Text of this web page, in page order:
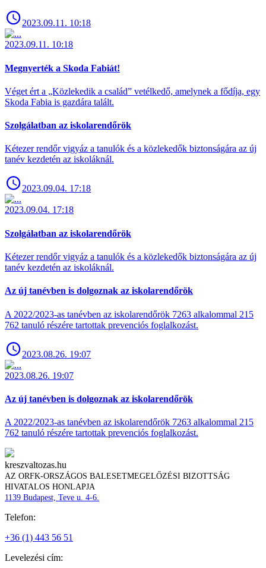
2023.09.11. 10:18
2023.09.11. 10:18
Megnyerték a Skoda Fabiát!
Véget ért a „Közlekedik a család” vetélkedő, amelynek a fődíja, egy
Skoda Fabia is gazdára talált.
Szolgálatban az iskolarendőrök
Kétezer rendőr vigyáz a tanulók és a közlekedők biztonságára az új
tanév kezdetén az iskoláknál.
2023.09.04. 17:18
2023.09.04. 17:18
Szolgálatban az iskolarendőrök
Kétezer rendőr vigyáz a tanulók és a közlekedők biztonságára az új
tanév kezdetén az iskoláknál.
Az új tanévben is dolgoznak az iskolarendőrök
A 2022/2023-as tanévben az iskolarendőrök 7263 alkalommal 215
762 tanuló részére tartottak prevenciós foglalkozást.
2023.08.26. 19:07
2023.08.26. 19:07
Az új tanévben is dolgoznak az iskolarendőrök
A 2022/2023-as tanévben az iskolarendőrök 7263 alkalommal 215
762 tanuló részére tartottak prevenciós foglalkozást.
kreszvaltozas.hu
AZ ORFK-ORSZÁGOS BALESETMEGELŐZÉSI BIZOTTSÁG
HIVATALOS HONLAPJA
1139 Budapest, Teve u. 4-6.
Telefon:
+36 (1) 443 56 51
Levelezési cím: